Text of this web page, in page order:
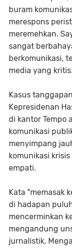
buram
merespons
meremehkan.
sangat
berkomunikasi,
media yang kritis.
Kasus
Kepresidenan
di kantor Tempo
komunikasi
menyimpang
komunikasi
empati.
Kata "memasak
di hadapan
mencerminkan
mengandung
jurnalistik.